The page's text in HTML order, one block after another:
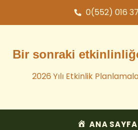
0(552) 016
Bir sonraki
2026 Yılı Etkinlik
ANA SAYFA